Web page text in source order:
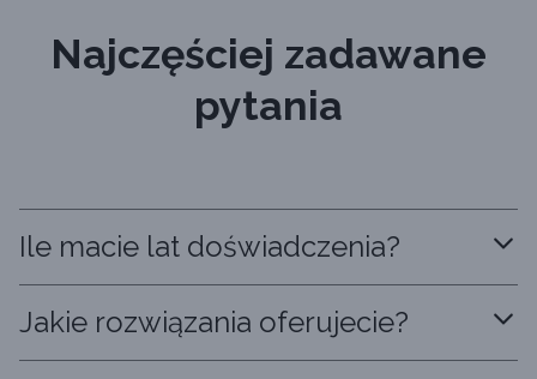
Najczęściej zadawane
pytania
Ile macie lat doświadczenia?
Jakie rozwiązania oferujecie?